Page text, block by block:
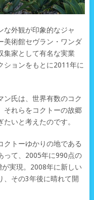
な外観が印象的なジャ
美術館セヴラン・ワンダ
集家として有名な実業
ションをもとに2011年に
ン氏は、世界有数のコク
それらをコクトーの故郷
いと考えたのです。
クトーゆかりの地である
って、2005年に990点の
実現。2008年に新しい
、その3年後に晴れて開